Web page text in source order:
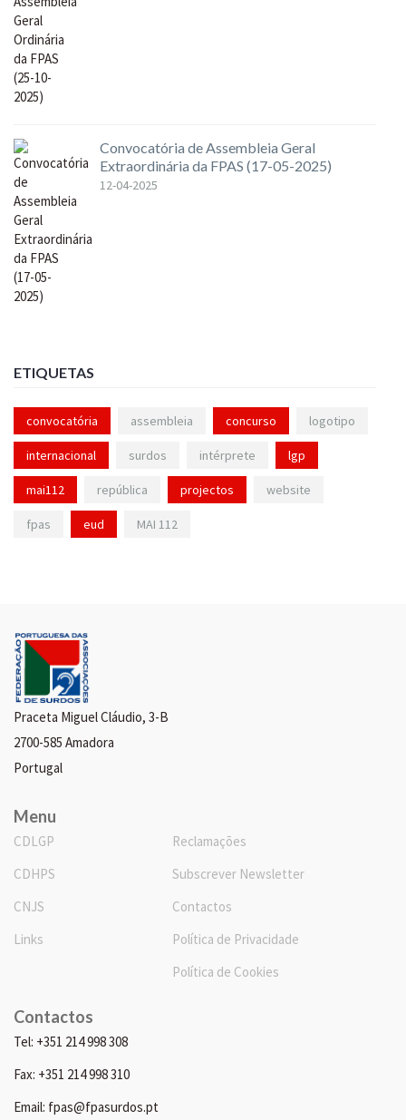
Convocatória de Assembleia Geral
Extraordinária da FPAS (17-05-2025)
12-04-2025
ETIQUETAS
convocatória assembleia concurso logotipo
internacional surdos intérprete lgp
mai112 república projectos website
fpas eud MAI 112
Praceta Miguel Cláudio, 3-B
2700-585 Amadora
Portugal
Menu
CDLGP
CDHPS
CNJS
Links
Reclamações
Subscrever Newsletter
Contactos
Política de Privacidade
Política de Cookies
Contactos
Tel: +351 214 998 308
Fax: +351 214 998 310
Email: fpas@fpasurdos.pt